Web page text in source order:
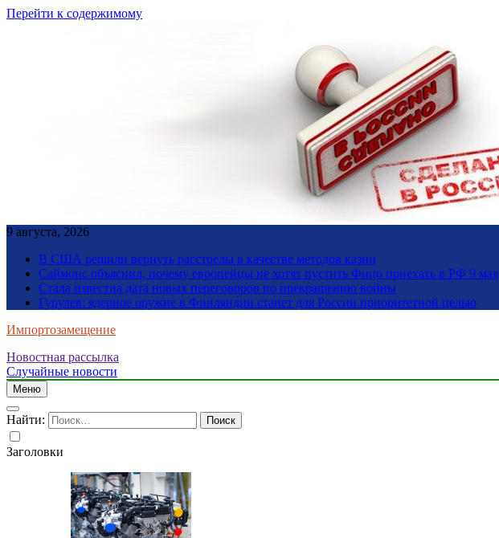
Перейти к содержимому
9 августа, 2026
В США решили вернуть расстрелы в качестве методов казни
Саймонс объяснил, почему европейцы не хотят пустить Фицо приехать в РФ 9 мая
Стала известна дата новых переговоров по прекращению войны
Гурулев: ядерное оружие в Финляндии станет для России приоритетной целью
Импортозамещение
Новостная рассылка
Случайные новости
Меню
Найти:
Заголовки